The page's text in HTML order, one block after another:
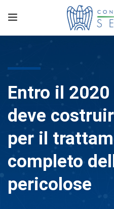
Entro il
deve
per il
completo
pericolose